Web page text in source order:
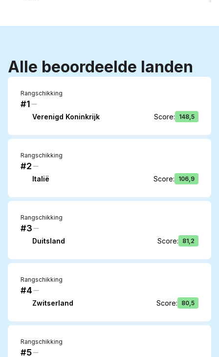
Alle beoordeelde landen
Rangschikking
#1
Verenigd Koninkrijk Score: 148,5
Rangschikking
#2
Italië Score: 106,9
Rangschikking
#3
Duitsland Score: 81,2
Rangschikking
#4
Zwitserland Score: 80,5
Rangschikking
#5